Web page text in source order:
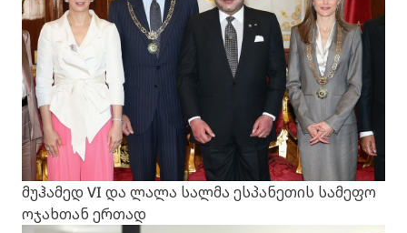
მუჰამედ VI და ლალა სალმა ესპანეთის სამეფო
ოჯახთან ერთად